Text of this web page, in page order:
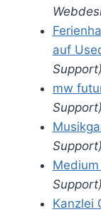
auf
Support)
mw
Support)
Musi
Support)
Support)
Kanzlei